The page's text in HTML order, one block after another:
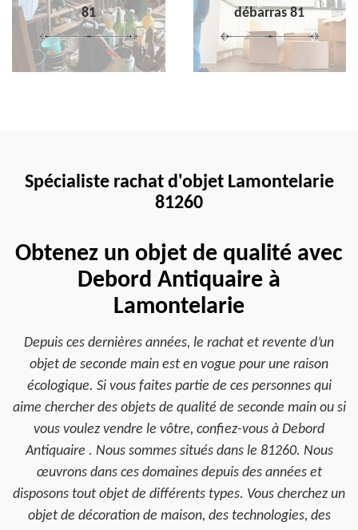
81
débarras 81
Spécialiste rachat d'objet Lamontelarie
81260
Obtenez un objet de qualité avec
Debord Antiquaire à
Lamontelarie
Depuis ces dernières années, le rachat et revente d’un
objet de seconde main est en vogue pour une raison
écologique. Si vous faites partie de ces personnes qui
aime chercher des objets de qualité de seconde main ou si
vous voulez vendre le vôtre, confiez-vous à Debord
Antiquaire . Nous sommes situés dans le 81260. Nous
œuvrons dans ces domaines depuis des années et
disposons tout objet de différents types. Vous cherchez un
objet de décoration de maison, des technologies, des